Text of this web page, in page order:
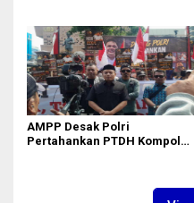
AMPP Desak Polri
Pertahankan PTDH Kompol